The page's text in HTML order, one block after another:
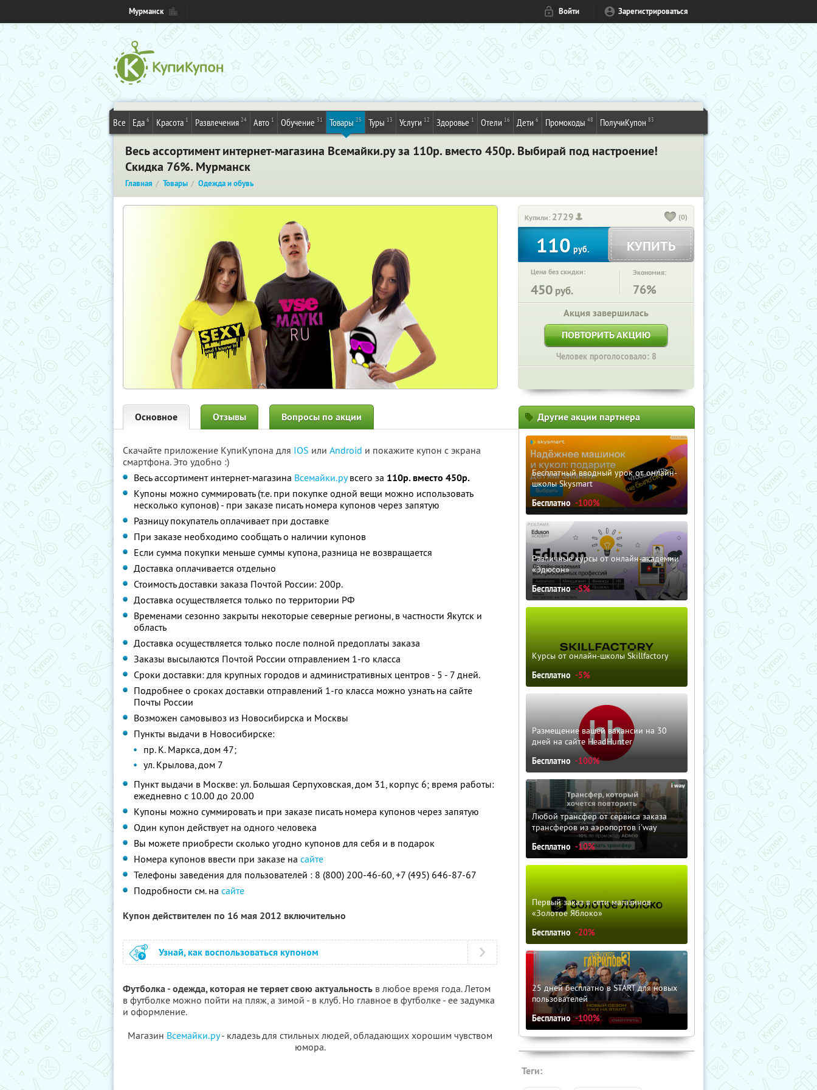
Мурманск Войти Зарегистрироваться
Все Еда 6 Красота 1 Развлечения 24 Авто 1 Обучение 31 Товары 25 Туры 13 Услуги 12 Здоровье 1 Отели 16 Дети 6 Промокоды 48 ПолучиКупон 83
Весь ассортимент интернет-магазина Всемайки.ру за 110р. вместо 450р. Выбирай под настроение!
Скидка 76%. Мурманск
Главная Товары Одежда и обувь
Купили: 2729 (0)
110 руб. КУПИТЬ
Цена без скидки:
450 руб.
Экономия:
76%
Акция завершилась
ПОВТОРИТЬ АКЦИЮ
Человек проголосовало: 8
Основное Отзывы Вопросы по акции
Скачайте приложение КупиКупона для IOS или Android и покажите купон с экрана
смартфона. Это удобно :)
Весь ассортимент интернет-магазина Всемайки.рувсего за 110р. вместо 450р.
Купоны можно суммировать (т.е. при покупке одной вещи можно использовать
несколько купонов) - при заказе писать номера купонов через запятую
Разницу покупатель оплачивает при доставке
При заказе необходимо сообщать о наличии купонов
Если сумма покупки меньше суммы купона, разница не возвращается
Доставка оплачивается отдельно
Стоимость доставки заказа Почтой России: 200р.
Доставка осуществляется только по территории РФ
Временами сезонно закрыты некоторые северные регионы, в частности Якутск и
область
Доставка осуществляется только после полной предоплаты заказа
Заказы высылаются Почтой России отправлением 1-го класса
Сроки доставки: для крупных городов и административных центров - 5 - 7 дней.
Подробнее о сроках доставки отправлений 1-го класса можно узнать на сайте
Почты России
Возможен самовывоз из Новосибирска и Москвы
Пункты выдачи в Новосибирске:
пр. К. Маркса, дом 47;
ул. Крылова, дом 7
Пункт выдачи в Москве: ул. Большая Серпуховская, дом 31, корпус 6; время работы:
ежедневно с 10.00 до 20.00
Купоны можно суммировать и при заказе писать номера купонов через запятую
Один купон действует на одного человека
Вы можете приобрести сколько угодно купонов для себя и в подарок
Номера купонов ввести при заказе на сайте
Телефоны заведения для пользователей : 8 (800) 200-46-60, +7 (495) 646-87-67
Подробности см. на сайте
Купон действителен по 16 мая 2012 включительно
Узнай, как воспользоваться купоном
Футболка - одежда, которая не теряет свою актуальность в любое время года. Летом
в футболке можно пойти на пляж, а зимой - в клуб. Но главное в футболке - ее задумка
и оформление.
Магазин Всемайки.ру- кладезь для стильных людей, обладающих хорошим чувством
юмора.
Другие акции партнера
Бесплатный вводный урок от онлайн-
школы Skysmart
Бесплатно -100%
Различные курсы от онлайн-академии
«Эдюсон»
Бесплатно -5%
Курсы от онлайн-школы Skillfactory
Бесплатно -5%
Размещение вашей вакансии на 30
дней на сайте HeadHunter
Бесплатно -100%
Любой трансфер от сервиса заказа
трансферов из аэропортов i'way
Бесплатно -10%
Первый заказ в сети магазинов
«Золотое Яблоко»
Бесплатно -20%
25 дней бесплатно в START для новых
пользователей
Бесплатно -100%
Теги: